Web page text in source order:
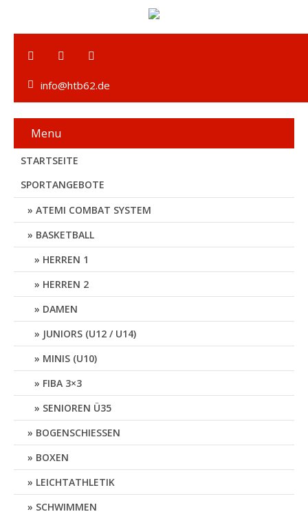
info@htb62.de
Menu
STARTSEITE
SPORTANGEBOTE
ATEMI COMBAT SYSTEM
BASKETBALL
HERREN 1
HERREN 2
DAMEN
JUNIORS (U12 / U14)
MINIS (U10)
FIBA 3×3
SENIOREN Ü35
BOGENSCHIESSEN
BOXEN
LEICHTATHLETIK
SCHWIMMEN